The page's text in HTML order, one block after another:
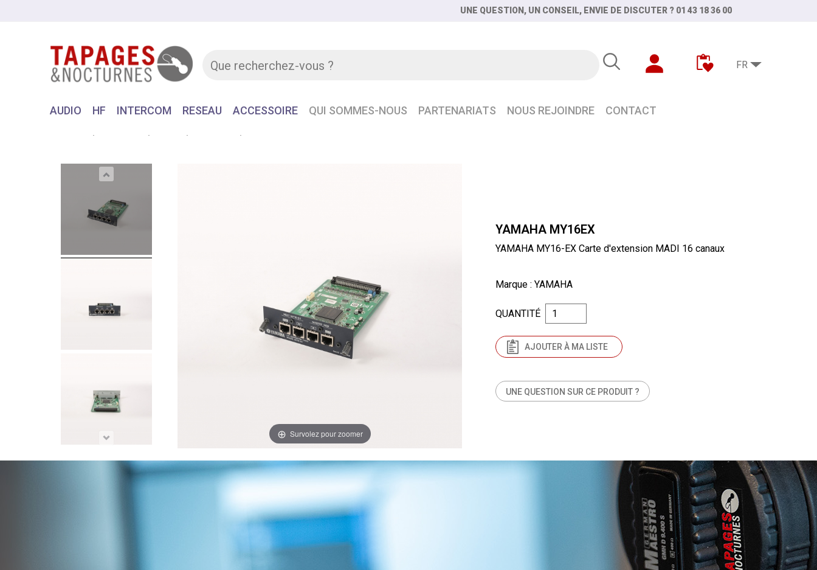
UNE QUESTION, UN CONSEIL, ENVIE DE DISCUTER ? 01 43 18 36 00
FR
AUDIO HF INTERCOM RESEAU ACCESSOIRE QUI SOMMES-NOUS PARTENARIATS NOUS REJOINDRE CONTACT
Survolez pour zoomer
YAMAHA MY16EX
YAMAHA MY16-EX Carte d'extension MADI 16 canaux
Marque : YAMAHA
UNE QUESTION SUR CE PRODUIT ?
QUANTITÉ
AJOUTER À MA LISTE